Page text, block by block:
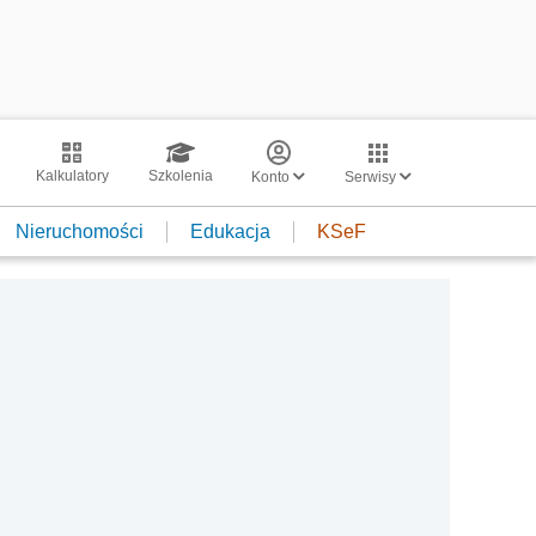
Kalkulatory Szkolenia Konto Serwisy
Nieruchomości Edukacja KSeF